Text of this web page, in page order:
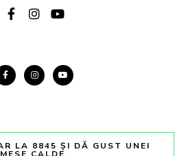
LA 8845 ȘI DĂ GUST UNEI